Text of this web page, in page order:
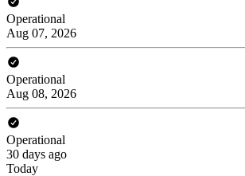
Operational
Aug 07, 2026
Operational
Aug 08, 2026
Operational
30 days ago
Today